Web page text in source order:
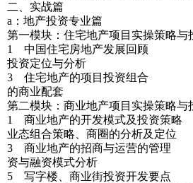
二、实战篇
a：地产投资专业篇
第一模块：住宅地产项目实操策略与
1 中国住宅房地产发展回
投资定位与分析
3 住宅地产的项目投资组
的商业配套
第二模块：商业地产项目实操策略与
1 商业地产的开发模式及投
业态组合策略、商圈的分析及定位
3 商业地产的招商与运营的
资与融资模式分析
5 写字楼、商业街投资开发要点